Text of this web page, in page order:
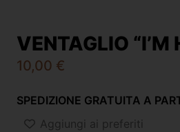
VENTAGLIO “I’M
10,00 €
SPEDIZIONE GRATUITA A
Aggiungi ai preferiti